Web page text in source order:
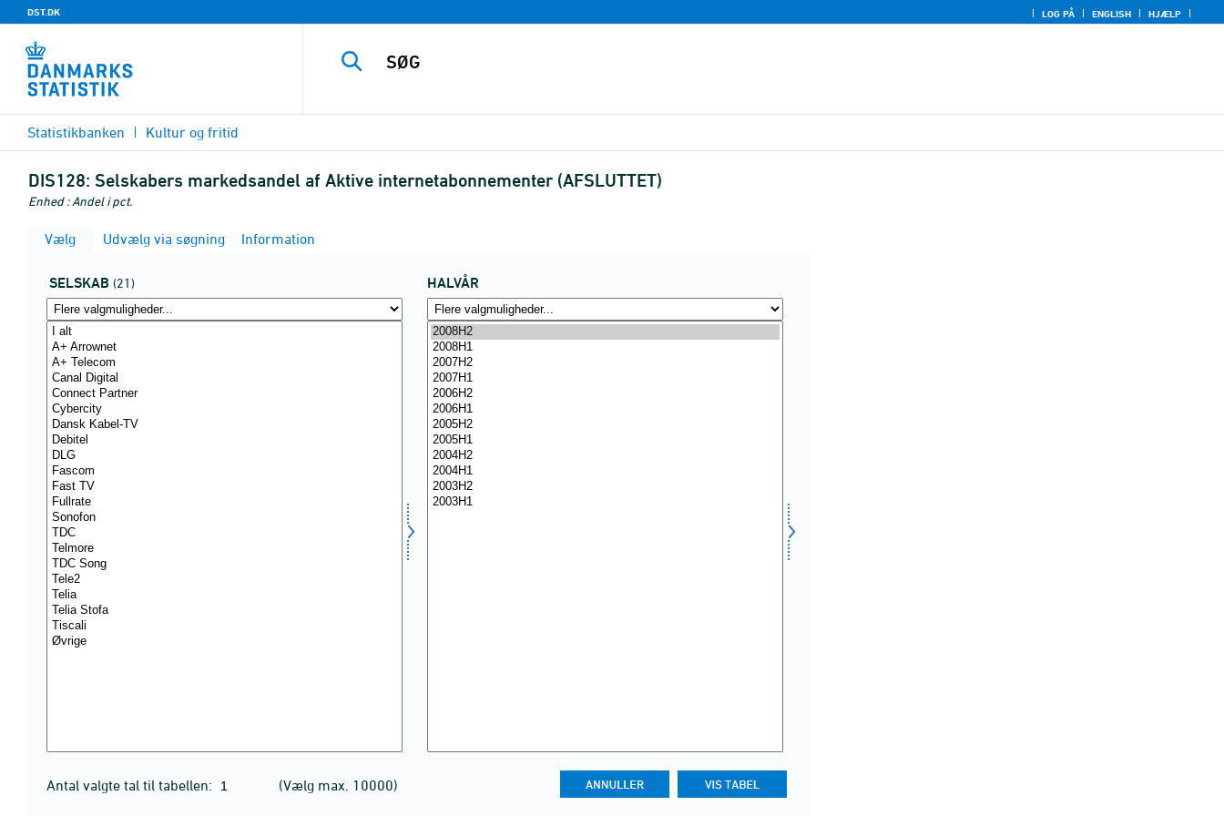
DST.DK LOG PÅ ENGLISH HJÆLP
Statistikbanken Kultur og fritid
DIS128: Selskabers markedsandel af Aktive internetabonnementer (AFSLUTTET)
Enhed : Andel i pct.
Vælg Udvælg via søgning Information
SELSKAB (21) HALVÅR
Antal valgte tal til tabellen: (Vælg max. 10000)